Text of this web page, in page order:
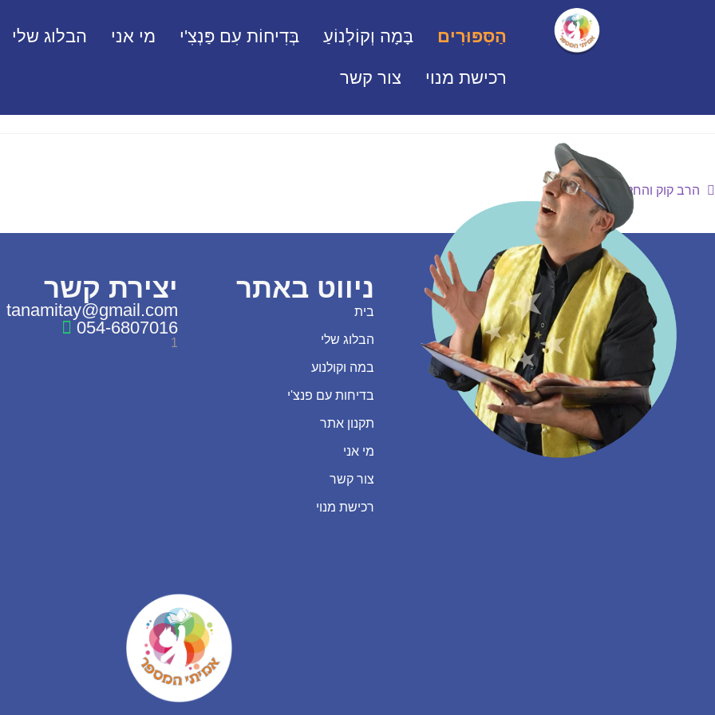
הַסִּפּוּרִים בָּמָה וְקוֹלְנוֹעַ בְּדִיחוֹת עִם פַּנְצִ'י מי אני הבלוג שלי
רכישת מנוי צור קשר
הרב קוק והחלוצים
ניווט באתר
בית
הבלוג שלי
במה וקולנוע
בדיחות עם פנצ'י
תקנון אתר
מי אני
צור קשר
רכישת מנוי
יצירת קשר
tanamitay@gmail.com
054-6807016
1